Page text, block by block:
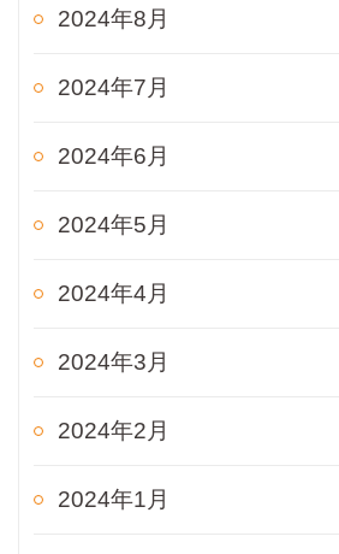
2024年8月
2024年7月
2024年6月
2024年5月
2024年4月
2024年3月
2024年2月
2024年1月